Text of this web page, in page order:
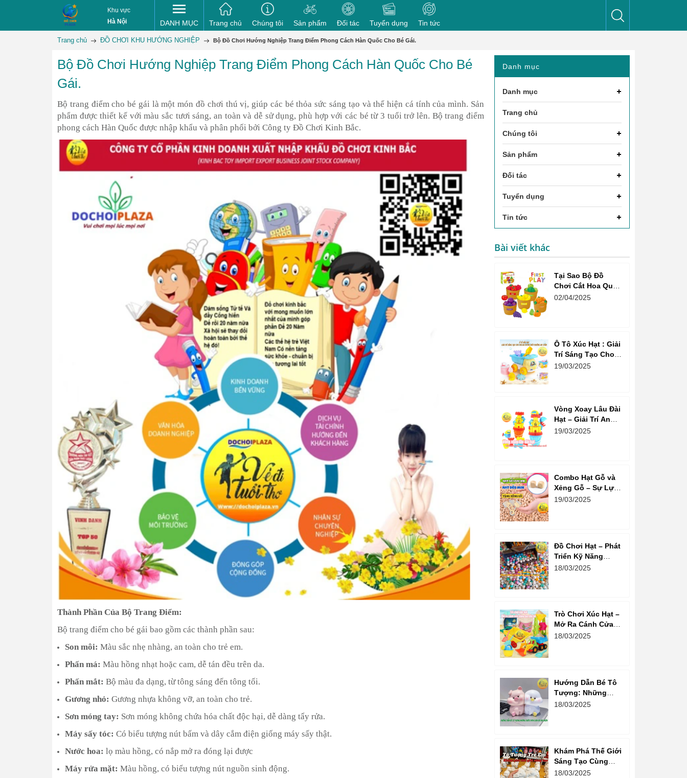
Khu vực
Hà Nội
DANH MỤC Trang chủ Chúng tôi Sản phẩm Đối tác Tuyển dụng Tin tức
Trang chủ ĐỒ CHƠI KHU HƯỚNG NGHIỆP Bộ Đồ Chơi Hướng Nghiệp Trang Điểm Phong Cách Hàn Quốc Cho Bé Gái.
Bộ Đồ Chơi Hướng Nghiệp Trang Điểm Phong Cách Hàn Quốc Cho Bé
Gái.
Bộ trang điểm cho bé gái là một món đồ chơi thú vị, giúp các bé thỏa sức sáng tạo và thể hiện cá tính của mình. Sản
phẩm được thiết kế với màu sắc tươi sáng, an toàn và dễ sử dụng, phù hợp với các bé từ 3 tuổi trở lên. Bộ trang điểm
phong cách Hàn Quốc được nhập khẩu và phân phối bởi Công ty Đồ Chơi Kinh Bắc.
Thành Phần Của Bộ Trang Điểm:
Bộ trang điểm cho bé gái bao gồm các thành phần sau:
Son môi: Màu sắc nhẹ nhàng, an toàn cho trẻ em.
Phấn má: Màu hồng nhạt hoặc cam, dễ tán đều trên da.
Phấn mắt: Bộ màu đa dạng, từ tông sáng đến tông tối.
Gương nhỏ: Gương nhựa không vỡ, an toàn cho trẻ.
Sơn móng tay: Sơn móng không chứa hóa chất độc hại, dễ dàng tẩy rửa.
Máy sấy tóc: Có biểu tượng nút bấm và dây cắm điện giống máy sấy thật.
Nước hoa: lọ màu hồng, có nắp mở ra đóng lại được
Máy rửa mặt: Màu hồng, có biểu tượng nút nguồn sinh động.
Danh mục
Danh mục
Trang chủ
Chúng tôi
Sản phẩm
Đối tác
Tuyển dụng
Tin tức
Bài viết khác
Tại Sao Bộ Đồ
Chơi Cắt Hoa Quả
Market Là Sự Lựa
02/04/2025
Ô Tô Xúc Hạt : Giải
Trí Sáng Tạo Cho
Trẻ Em Trong Môi
19/03/2025
Vòng Xoay Lâu Đài
Hạt – Giải Trí An
Toàn Và Vui Vẻ Cho
19/03/2025
Combo Hạt Gỗ và
Xẻng Gỗ – Sự Lựa
Chọn Tuyệt Vời
19/03/2025
Đồ Chơi Hạt – Phát
Triển Kỹ Năng
Sáng Tạo Và Tư
18/03/2025
Trò Chơi Xúc Hạt –
Mở Ra Cánh Cửa
Sáng Tạo Cho Bé
18/03/2025
Hướng Dẫn Bé Tô
Tượng: Những
Bước Đơn Giản Và
18/03/2025
Khám Phá Thế Giới
Sáng Tạo Cùng
Hoạt Động Tô
18/03/2025